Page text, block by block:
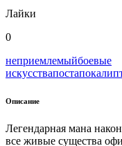
Лайки
0
неприемлемыйбоевые
искусства
Описание
Легендарная мана
все живые существа